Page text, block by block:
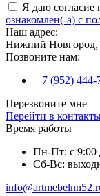
Я даю согласие
ознакомлен(-а) с
Наш адрес:
Нижний Новгород,
Позвоните нам:
+7 (952) 444-
Перезвоните мне
Перейти в
Время работы
Пн-Пт: с 9:00
Сб-Вс: